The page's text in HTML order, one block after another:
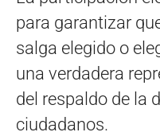
para garantizar
salga elegido o
una verdadera
del respaldo de la
ciudadanos.